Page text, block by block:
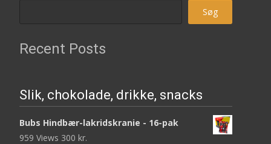
Søg
Recent Posts
Slik, chokolade, drikke, snacks
Bubs Hindbær-lakridskranie - 16-pak
959 Views 300 kr.